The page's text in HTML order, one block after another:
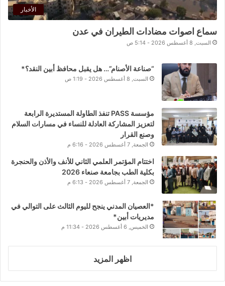
الأخبار
سماع اصوات مضادات الطيران في عدن
السبت, 8 أغسطس 2026 - 5:14 ص
“صناعة الأصنام”… هل يقبل محافظ أبين النقد؟*
السبت, 8 أغسطس 2026 - 1:19 ص
مؤسسة PASS تنفذ الطاولة المستديرة الرابعة
لتعزيز المشاركة العادلة للنساء في مسارات السلام
وصنع القرار
الجمعة, 7 أغسطس 2026 - 6:16 م
اختتام المؤتمر العلمي الثاني للأنف والأذن والحنجرة
بكلية الطب بجامعة صنعاء 2026
الجمعة, 7 أغسطس 2026 - 6:13 م
*العصيان المدني ينجح لليوم الثالث على التوالي في
مديريات أبين*
الخميس, 6 أغسطس 2026 - 11:34 م
اظهر المزيد